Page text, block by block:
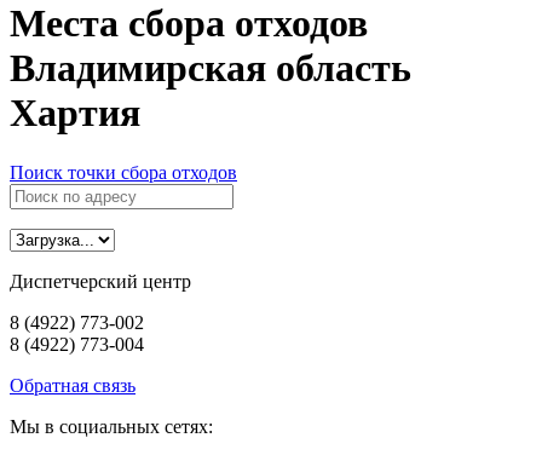
Места сбора отходов
Владимирская область
Хартия
Поиск точки сбора отходов
Диспетчерский центр
8 (4922) 773-002
8 (4922) 773-004
Обратная связь
Мы в социальных сетях: